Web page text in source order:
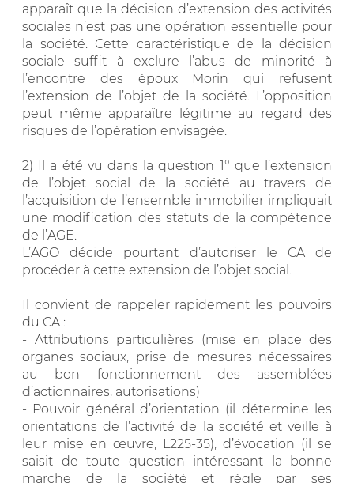
apparaît que la décision d’extension des activités
sociales n’est pas une opération essentielle pour
la société. Cette caractéristique de la décision
sociale suffit à exclure l’abus de minorité à
l’encontre des époux Morin qui refusent
l’extension de l’objet de la société. L’opposition
peut même apparaître légitime au regard des
risques de l’opération envisagée.
2) Il a été vu dans la question 1° que l’extension
de l’objet social de la société au travers de
l’acquisition de l’ensemble immobilier impliquait
une modification des statuts de la compétence
de l’AGE.
L’AGO décide pourtant d’autoriser le CA de
procéder à cette extension de l’objet social.
Il convient de rappeler rapidement les pouvoirs
du CA :
- Attributions particulières (mise en place des
organes sociaux, prise de mesures nécessaires
au bon fonctionnement des assemblées
d’actionnaires, autorisations)
- Pouvoir général d’orientation (il détermine les
orientations de l’activité de la société et veille à
leur mise en œuvre, L225-35), d’évocation (il se
saisit de toute question intéressant la bonne
marche de la société et règle par ses